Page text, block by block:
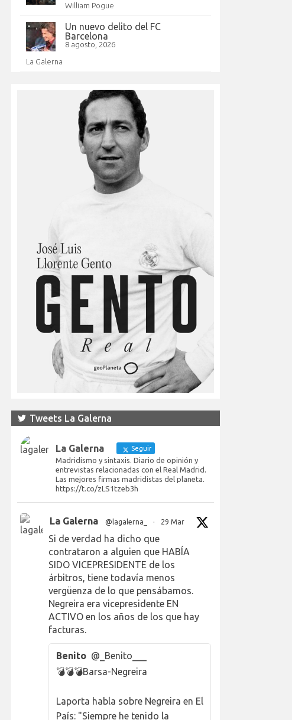
William Pogue
Un nuevo delito del FC
Barcelona
8 agosto, 2026
La Galerna
Tweets La Galerna
La Galerna Seguir
Madridismo y sintaxis. Diario de opinión y
entrevistas relacionadas con el Real Madrid.
Las mejores firmas madridistas del planeta.
https://t.co/zLS1tzeb3h
La Galerna @lagalerna_ · 29 Mar
Si de verdad ha dicho que
contrataron a alguien que HABÍA
SIDO VICEPRESIDENTE de los
árbitros, tiene todavía menos
vergüenza de lo que pensábamos.
Negreira era vicepresidente EN
ACTIVO en los años de los que hay
facturas.
Benito @_Benito___
💣💣💣Barsa-Negreira
Laporta habla sobre Negreira en El
País: "Siempre he tenido la